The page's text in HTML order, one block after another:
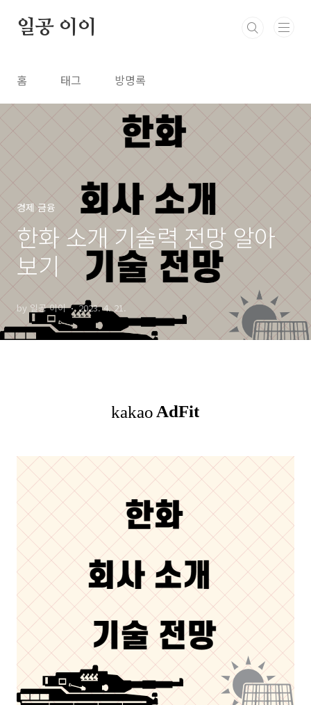
일공 이이
홈 태그 방명록
경제 금융
한화 소개 기술력 전망 알아
보기
by 일공 이이 2023. 4. 21.